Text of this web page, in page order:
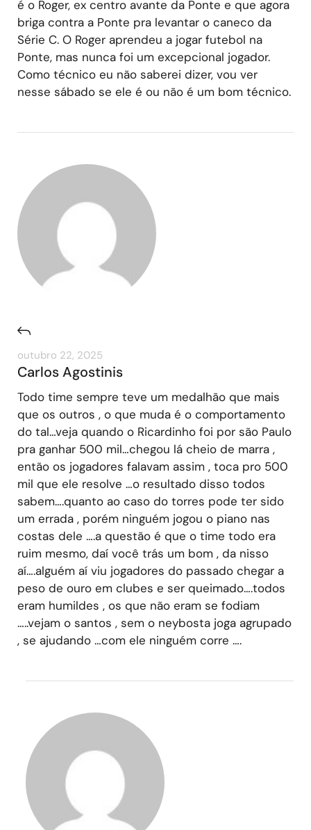
é o Roger, ex centro avante da Ponte e que agora
briga contra a Ponte pra levantar o caneco da
Série C. O Roger aprendeu a jogar futebol na
Ponte, mas nunca foi um excepcional jogador.
Como técnico eu não saberei dizer, vou ver
nesse sábado se ele é ou não é um bom técnico.
outubro 22, 2025
Carlos Agostinis
Todo time sempre teve um medalhão que mais
que os outros , o que muda é o comportamento
do tal…veja quando o Ricardinho foi por são Paulo
pra ganhar 500 mil…chegou lá cheio de marra ,
então os jogadores falavam assim , toca pro 500
mil que ele resolve …o resultado disso todos
sabem….quanto ao caso do torres pode ter sido
um errada , porém ninguém jogou o piano nas
costas dele ….a questão é que o time todo era
ruim mesmo, daí você trás um bom , da nisso
aí….alguém aí viu jogadores do passado chegar a
peso de ouro em clubes e ser queimado….todos
eram humildes , os que não eram se fodiam
…..vejam o santos , sem o neybosta joga agrupado
, se ajudando …com ele ninguém corre ….